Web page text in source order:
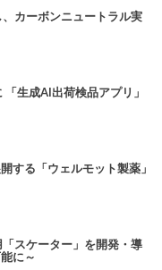
カーボンニュートラル実
生成AI出荷検品アプリ」
する「ウェルモット製薬」
スケーター」を開発・導
に～